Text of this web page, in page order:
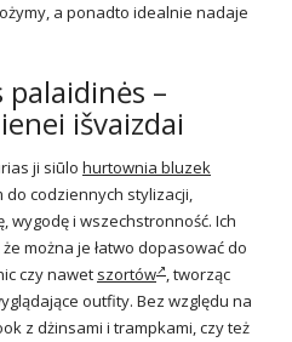
a ponadto idealnie nadaje
–
išvaizdai
ji siūlo hurtownia bluzek
do codziennych stylizacji,
wygodę i wszechstronność. Ich
można je łatwo dopasować do
czy nawet szortów , tworząc
outfity. Bez względu na
z dżinsami i trampkami, czy też